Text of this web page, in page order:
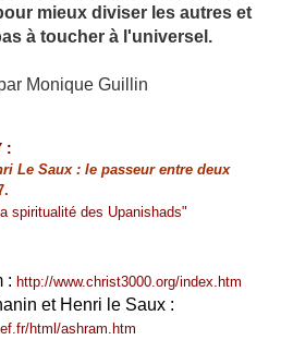
mieux diviser les autres et
à toucher à l'universel.
Monique Guillin
:
Le Saux : le passeur entre deux
spiritualité des Upanishads"
: http://www.christ3000.org/index.htm
et Henri le Saux :
html/ashram.htm